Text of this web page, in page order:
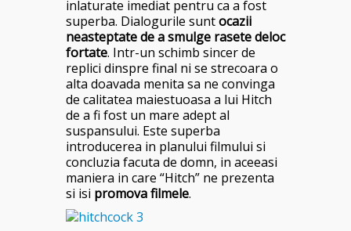
inlaturate imediat pentru ca a fost
superba. Dialogurile suntocazii
neasteptate de a smulge rasete deloc
fortate. Intr-un schimb sincer de
replici dinspre final ni se strecoara o
alta doavada menita sa ne convinga
de calitatea maiestuoasa a lui Hitch
de a fi fost un mare adept al
suspansului. Este superba
introducerea in planului filmului si
concluzia facuta de domn, in aceeasi
maniera in care “Hitch” ne prezenta
si isi promova filmele.